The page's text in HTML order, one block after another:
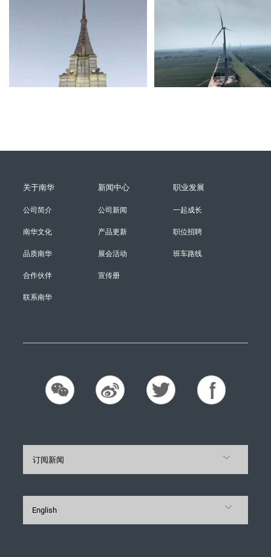
关于南华
公司简介
南华文化
品质南华
合作伙伴
联系南华
新闻中心
公司新闻
产品更新
展会活动
宣传册
职业发展
一起成长
职位招聘
班车路线
订阅新闻
English